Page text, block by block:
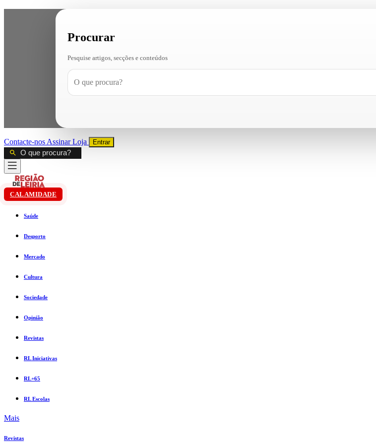
Procurar
Pesquise artigos, secções e conteúdos
Contacte-nos AssinarLoja Entrar
CALAMIDADE
Saúde
Desporto
Mercado
Cultura
Sociedade
Opinião
Revistas
RL Iniciativas
RL+65
RL Escolas
Mais
Revistas